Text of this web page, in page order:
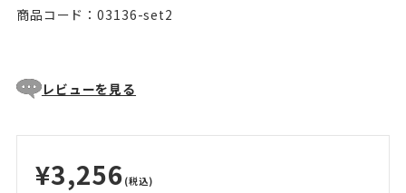
商品コード：03136-set2
レビューを見る
¥3,256 (税込)